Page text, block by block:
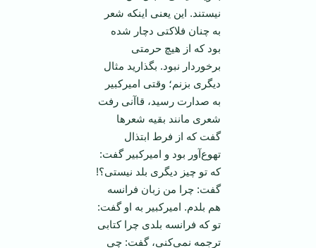
نیستند. این یعنی اینکه شعر
به چنان فلاکتی دچار شده
بود که از هیچ حرمتی
برخوردار نبود. بگذارید مثال
دیگری بزنم؛ وقتی امیرکبیر
به صدارت رسید، قاآنی رفت
شعری مانند بقیه شعر‌ها
گفت که از فرط ابتذال
تهوع‌آور بود و امیرکبیر گفت:
که تو چیز دیگری بلد نیستی؟!
گفت: چرا من زبان فرانسه
هم بلدم. امیرکبیر به او گفت:
تو که فرانسه بلدی چرا کتابی
ترجمه نمی‌کنی، گفت: چی